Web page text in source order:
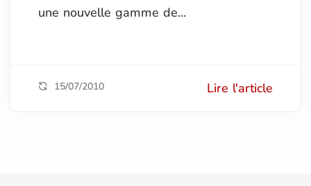
une nouvelle gamme de...
15/07/2010 Lire l'article